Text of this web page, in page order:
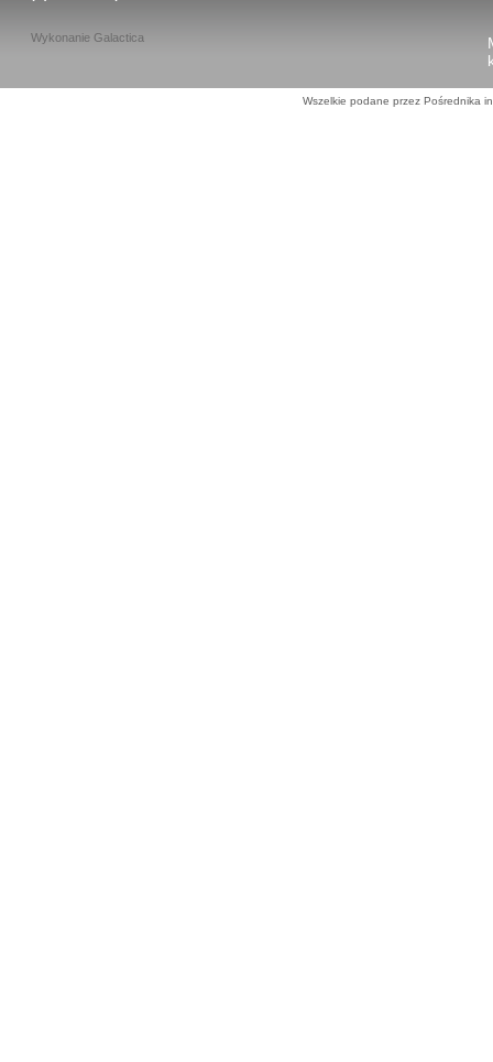
Wykonanie Galactica
Wszelkie podane przez Pośrednika